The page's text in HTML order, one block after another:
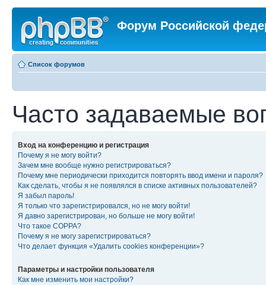
Форум Российской
Список форумов
Часто задаваемые
Вход на конференцию и регистрация
Почему я не могу войти?
Зачем мне вообще нужно регистрироваться?
Почему мне периодически приходится повторять ввод имени и пароля?
Как сделать, чтобы я не появлялся в списке активных пользователей?
Я забыл пароль!
Я только что зарегистрировался, но не могу войти!
Я давно зарегистрирован, но больше не могу войти!
Что такое COPPA?
Почему я не могу зарегистрироваться?
Что делает функция «Удалить cookies конференции»?
Параметры и настройки пользователя
Как мне изменить мои настройки?